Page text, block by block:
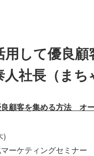
用して優良
社長（まち
良顧客を集める方法 オ
)
ーケティングセミナー